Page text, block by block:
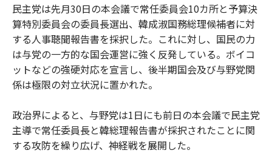
民主党は先月30日の本会議で常任委員会10カ所と予算決
算特別委員会の委員長選出、韓成淑国務総理候補者に対
する人事聴聞報告書を採択した。これに対し、国民の力
は与党の一方的な国会運営に強く反発している。ボイコ
ットなどの強硬対応を宣言し、後半期国会及び与野党関
係は極限の対立状況に置かれた。
政治界によると、与野党は1日にも前日の本会議で民主党
主導で常任委員長と韓総理報告書が採択されたことに関
する攻防を繰り広げ、神経戦を展開した。